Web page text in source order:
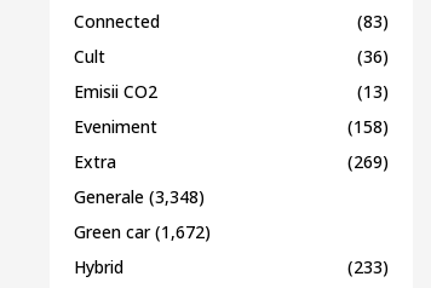
Connected
(83)
Cult
(36)
Emisii CO2
(13)
Eveniment
(158)
Extra
(269)
Generale (3,348)
Green car(1,672)
Hybrid
(233)